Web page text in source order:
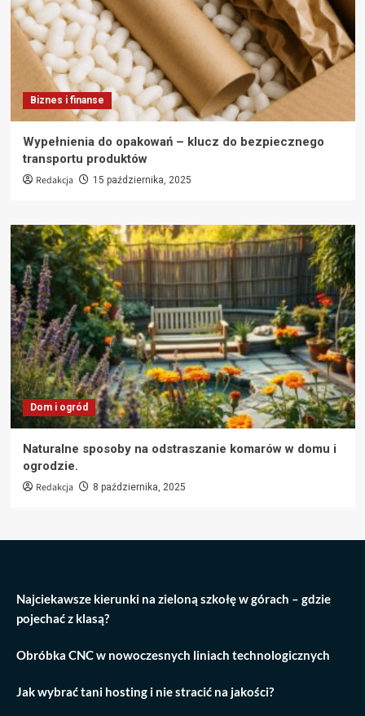
Biznes i finanse
Wypełnienia do opakowań – klucz do bezpiecznego
transportu produktów
Redakcja 15 października, 2025
Dom i ogród
Naturalne sposoby na odstraszanie komarów w domu i
ogrodzie.
Redakcja 8 października, 2025
Najciekawsze kierunki na zieloną szkołę w górach – gdzie
pojechać z klasą?
Obróbka CNC w nowoczesnych liniach technologicznych
Jak wybrać tani hosting i nie stracić na jakości?